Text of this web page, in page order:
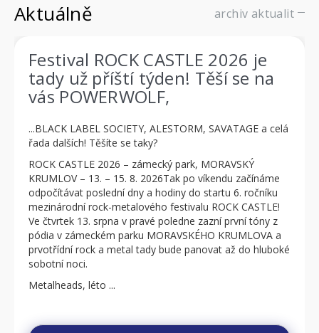
Aktuálně archiv aktualit
Festival ROCK CASTLE 2026 je
tady už příští týden! Těší se na
vás POWERWOLF,
...BLACK LABEL SOCIETY, ALESTORM, SAVATAGE a celá
řada dalších! Těšíte se taky?
ROCK CASTLE 2026 – zámecký park, MORAVSKÝ
KRUMLOV – 13. – 15. 8. 2026Tak po víkendu začínáme
odpočítávat poslední dny a hodiny do startu 6. ročníku
mezinárodní rock-metalového festivalu ROCK CASTLE!
Ve čtvrtek 13. srpna v pravé poledne zazní první tóny z
pódia v zámeckém parku MORAVSKÉHO KRUMLOVA a
prvotřídní rock a metal tady bude panovat až do hluboké
sobotní noci.
Metalheads, léto ...